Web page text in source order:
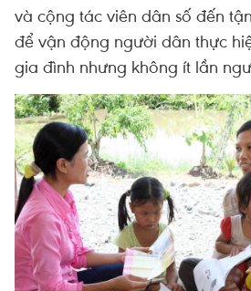
và cộng tác viên dân số đến
để vận động người dân thực
gia đình nhưng không ít lần